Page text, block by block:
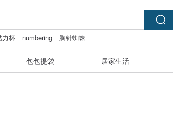
力杯 numbering
胸针蜘蛛
包包提袋 居家生活